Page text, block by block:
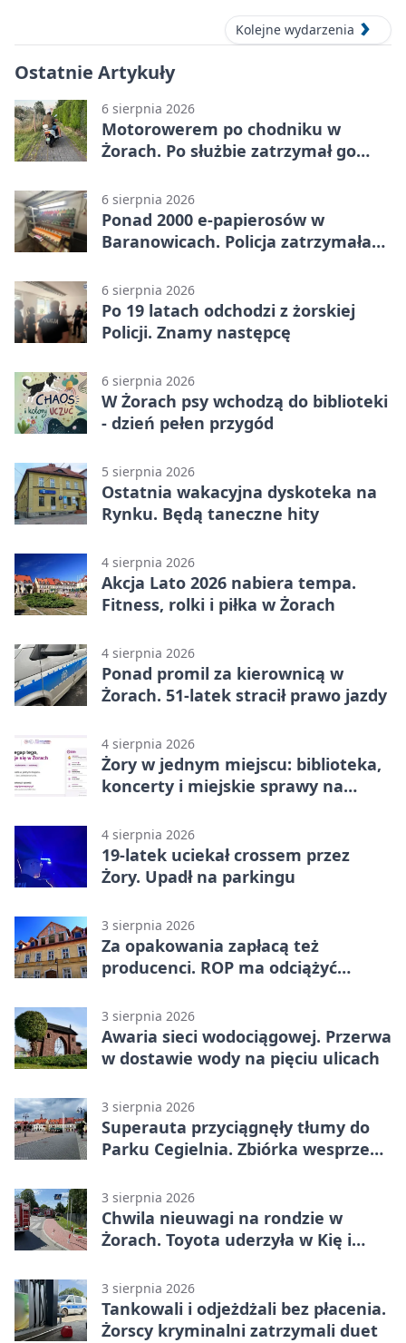
Kolejne wydarzenia
Ostatnie Artykuły
6 sierpnia 2026
Motorowerem po chodniku w
Żorach. Po służbie zatrzymał go
6 sierpnia 2026
Ponad 2000 e-papierosów w
Baranowicach. Policja zatrzymała
6 sierpnia 2026
Po 19 latach odchodzi z żorskiej
Policji. Znamy następcę
6 sierpnia 2026
W Żorach psy wchodzą do biblioteki
- dzień pełen przygód
5 sierpnia 2026
Ostatnia wakacyjna dyskoteka na
Rynku. Będą taneczne hity
4 sierpnia 2026
Akcja Lato 2026 nabiera tempa.
Fitness, rolki i piłka w Żorach
4 sierpnia 2026
Ponad promil za kierownicą w
Żorach. 51-latek stracił prawo jazdy
4 sierpnia 2026
Żory w jednym miejscu: biblioteka,
koncerty i miejskie sprawy na
4 sierpnia 2026
19-latek uciekał crossem przez
Żory. Upadł na parkingu
3 sierpnia 2026
Za opakowania zapłacą też
producenci. ROP ma odciążyć
3 sierpnia 2026
Awaria sieci wodociągowej. Przerwa
w dostawie wody na pięciu ulicach
3 sierpnia 2026
Superauta przyciągnęły tłumy do
Parku Cegielnia. Zbiórka wesprze
3 sierpnia 2026
Chwila nieuwagi na rondzie w
Żorach. Toyota uderzyła w Kię i
3 sierpnia 2026
Tankowali i odjeżdżali bez płacenia.
Żorscy kryminalni zatrzymali duet